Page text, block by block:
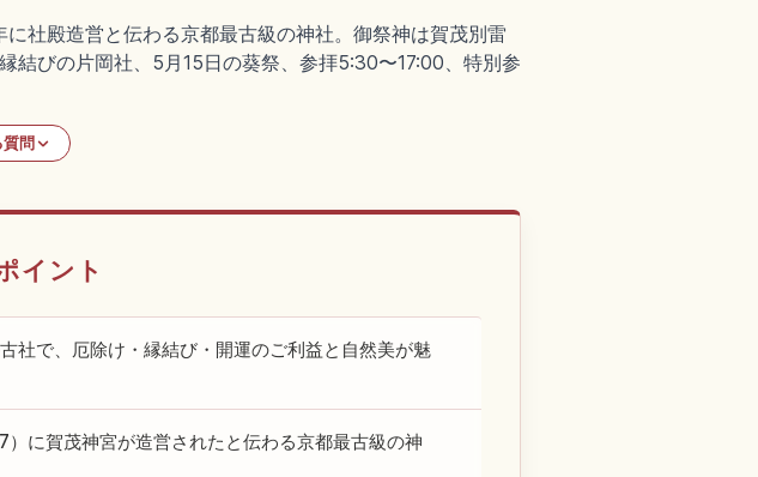
社殿造営と伝わる京都最古級の神社。御祭神は賀茂別雷
結びの片岡社、5月15日の葵祭、参拝5:30〜17:00、特別参
質問
イント
社で、厄除け・縁結び・開運のご利益と自然美が魅
に賀茂神宮が造営されたと伝わる京都最古級の神